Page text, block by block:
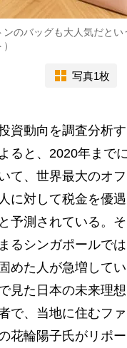
ンのバッグも大人気だとい
写真1枚
資動向を調査分析
ると、2020年まで
て、世界最大のオ
に対して税金を優
予測されている。
るシンガポールで
めた人が急増して
見た日本の未来理
で、当地に住むフ
花輪陽子氏がリポー